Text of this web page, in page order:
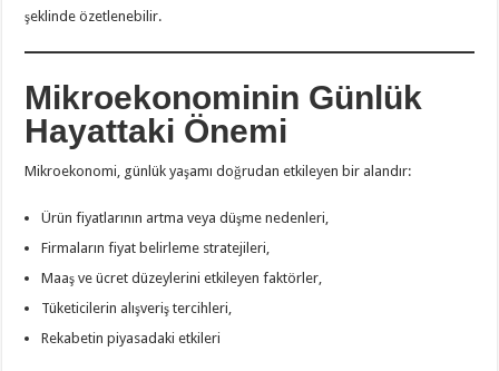
şeklinde özetlenebilir.
Mikroekonominin Günlük
Hayattaki Önemi
Mikroekonomi, günlük yaşamı doğrudan etkileyen bir alandır:
Ürün fiyatlarının artma veya düşme nedenleri,
Firmaların fiyat belirleme stratejileri,
Maaş ve ücret düzeylerini etkileyen faktörler,
Tüketicilerin alışveriş tercihleri,
Rekabetin piyasadaki etkileri